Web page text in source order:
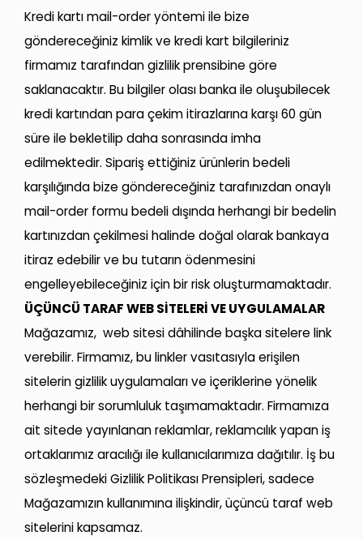
Kredi kartı mail-order yöntemi ile bize
göndereceğiniz kimlik ve kredi kart bilgileriniz
firmamız tarafından gizlilik prensibine göre
saklanacaktır. Bu bilgiler olası banka ile oluşubilecek
kredi kartından para çekim itirazlarına karşı 60 gün
süre ile bekletilip daha sonrasında imha
edilmektedir. Sipariş ettiğiniz ürünlerin bedeli
karşılığında bize göndereceğiniz tarafınızdan onaylı
mail-order formu bedeli dışında herhangi bir bedelin
kartınızdan çekilmesi halinde doğal olarak bankaya
itiraz edebilir ve bu tutarın ödenmesini
engelleyebileceğiniz için bir risk oluşturmamaktadır.
ÜÇÜNCÜ TARAF WEB SİTELERİ VE UYGULAMALAR
Mağazamız, web sitesi dâhilinde başka sitelere link
verebilir. Firmamız, bu linkler vasıtasıyla erişilen
sitelerin gizlilik uygulamaları ve içeriklerine yönelik
herhangi bir sorumluluk taşımamaktadır. Firmamıza
ait sitede yayınlanan reklamlar, reklamcılık yapan iş
ortaklarımız aracılığı ile kullanıcılarımıza dağıtılır. İş bu
sözleşmedeki Gizlilik Politikası Prensipleri, sadece
Mağazamızın kullanımına ilişkindir, üçüncü taraf web
sitelerini kapsamaz.